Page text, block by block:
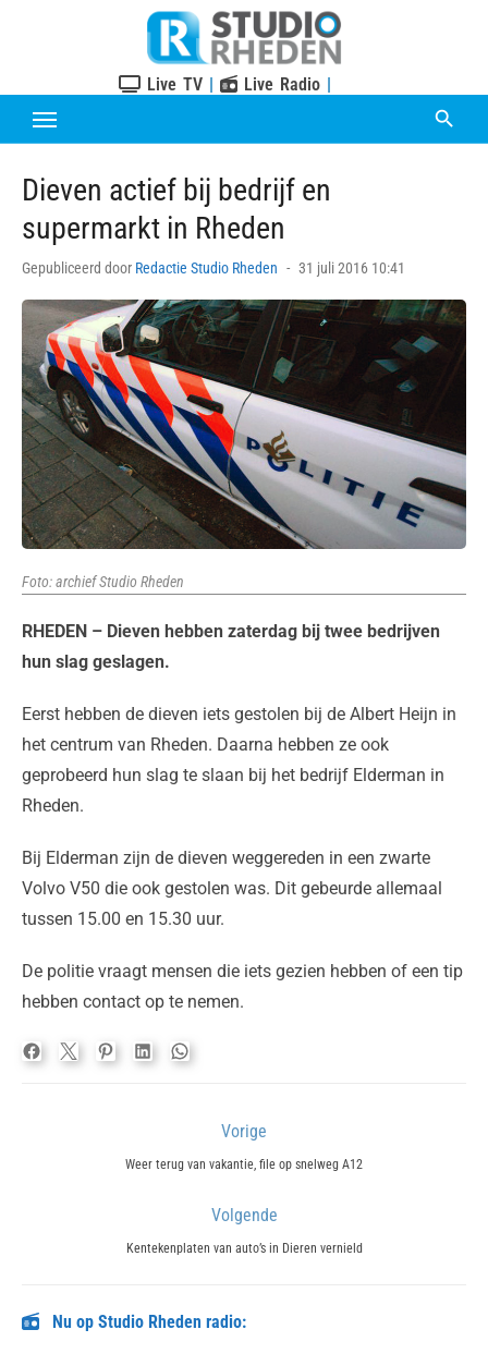
Live TV | Live Radio |
Dieven actief bij bedrijf en
supermarkt in Rheden
Gepubliceerd door Redactie Studio Rheden
Posted
31 juli 2016 10:41
Foto: archief Studio Rheden
RHEDEN – Dieven hebben zaterdag bij twee bedrijven
hun slag geslagen.
Eerst hebben de dieven iets gestolen bij de Albert Heijn in
het centrum van Rheden. Daarna hebben ze ook
geprobeerd hun slag te slaan bij het bedrijf Elderman in
Rheden.
Bij Elderman zijn de dieven weggereden in een zwarte
Volvo V50 die ook gestolen was. Dit gebeurde allemaal
tussen 15.00 en 15.30 uur.
De politie vraagt mensen die iets gezien hebben of een tip
hebben contact op te nemen.
Vorige
Previous
Weer terug van vakantie, file op snelweg A12
Volgende
Next
Kentekenplaten van auto’s in Dieren vernield
Nu op Studio Rheden radio: